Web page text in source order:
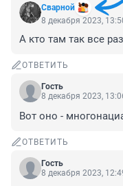
Сварной
8 декабря 2023,
А кто там так все
ОТВЕТИТЬ
Гость
8 декабря 2023,
Вот оно -
ОТВЕТИТЬ
Гость
8 декабря 2023,